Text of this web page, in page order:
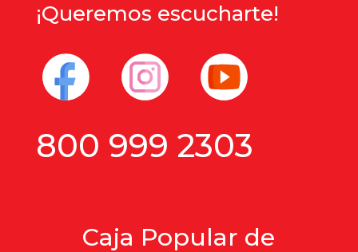
¡Queremos escucharte!
800 999 2303
Caja Popular de